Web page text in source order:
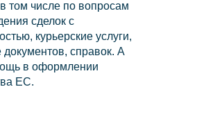
том числе по вопросам
сделок с
курьерские услуги,
документов, справок. А
в оформлении
ЕС.
88